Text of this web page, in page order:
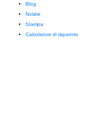
Blog
Notizie
Stampa
Calcolatore di risparmio